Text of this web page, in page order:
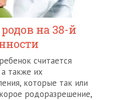
на 38-й
считается
также их
которые так или
родоразрешение,